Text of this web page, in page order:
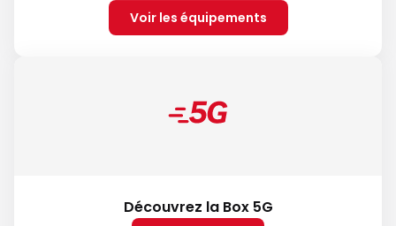
Voir les équipements
Découvrez la Box 5G